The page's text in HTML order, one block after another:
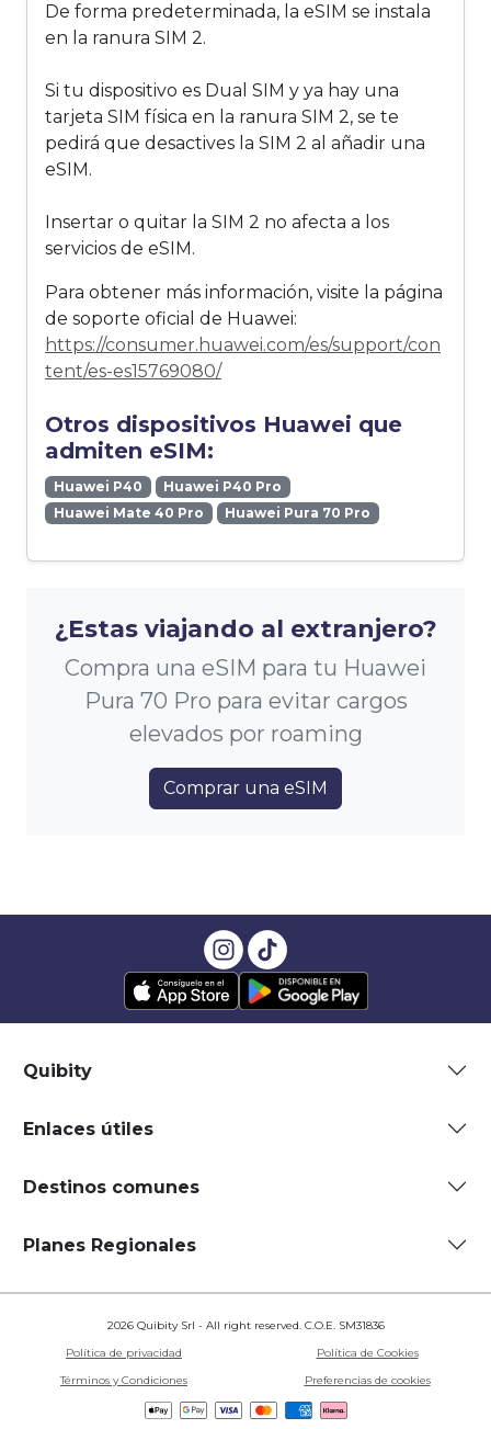
De forma predeterminada, la eSIM se instala
en la ranura SIM 2.
Si tu dispositivo es Dual SIM y ya hay una
tarjeta SIM física en la ranura SIM 2, se te
pedirá que desactives la SIM 2 al añadir una
eSIM.
Insertar o quitar la SIM 2 no afecta a los
servicios de eSIM.
Para obtener más información, visite la página
de soporte oficial de Huawei:
https://consumer.huawei.com/es/support/con
tent/es-es15769080/
Otros dispositivos Huawei que
admiten eSIM:
Huawei P40
Huawei P40 Pro
Huawei Mate 40 Pro
Huawei Pura 70 Pro
¿Estas viajando al extranjero?
Compra una eSIM para tu Huawei
Pura 70 Pro para evitar cargos
elevados por roaming
Comprar una eSIM
Quibity
Enlaces útiles
Destinos comunes
Planes Regionales
2026 Quibity Srl - All right reserved. C.O.E. SM31836
Política de privacidad
Política de Cookies
Términos y Condiciones
Preferencias de cookies